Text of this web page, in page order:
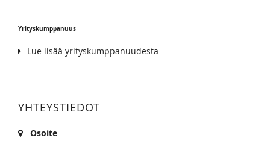
Yrityskumppanuus
Lue lisää yrityskumppanuudesta
YHTEYSTIEDOT
Osoite